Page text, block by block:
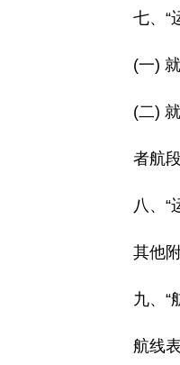
七、“运
(一) 就航
(二) 就
者航段
八、“运
其他附
九、“航
航线表